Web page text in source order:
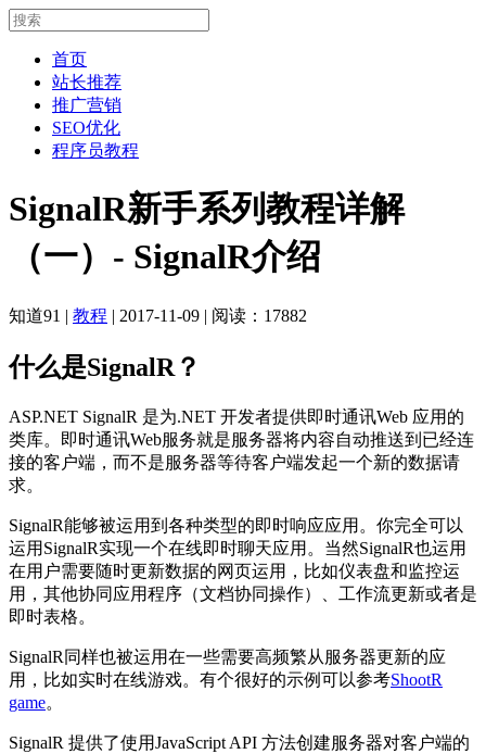
首页
站长推荐
推广营销
SEO优化
程序员教程
SignalR新手系列教程详解
（一）- SignalR介绍
知道91 | 教程 | 2017-11-09 | 阅读：17882
什么是SignalR？
ASP.NET SignalR 是为.NET 开发者提供即时通讯Web 应用的
类库。即时通讯Web服务就是服务器将内容自动推送到已经连
接的客户端，而不是服务器等待客户端发起一个新的数据请
求。
SignalR能够被运用到各种类型的即时响应应用。你完全可以
运用SignalR实现一个在线即时聊天应用。当然SignalR也运用
在用户需要随时更新数据的网页运用，比如仪表盘和监控运
用，其他协同应用程序（文档协同操作）、工作流更新或者是
即时表格。
SignalR同样也被运用在一些需要高频繁从服务器更新的应
用，比如实时在线游戏。有个很好的示例可以参考ShootR
game。
SignalR 提供了使用JavaScript API 方法创建服务器对客户端的